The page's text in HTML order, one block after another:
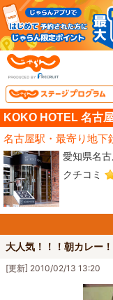
KOKO HOTEL 名古
名古屋駅・最寄り地下
愛知県名
クチコミ
大人気！！！朝カレー！
[更新] 2010/02/13 13:20